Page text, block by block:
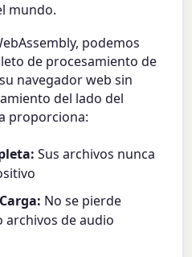
mundo.
podemos
de procesamiento de
navegador web sin
del lado del
proporciona:
Sus archivos nunca
No se pierde
de audio